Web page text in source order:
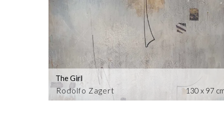
Rodolfo Zagert
The Girl
130 x 97